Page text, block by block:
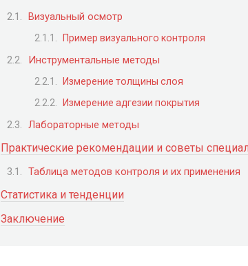
Визуальный осмотр
Пример визуального контроля
Инструментальные методы
Измерение толщины слоя
Измерение адгезии покрытия
Лабораторные методы
Практические рекомендации и советы
Таблица методов контроля и их применения
Статистика и тенденции
Заключение